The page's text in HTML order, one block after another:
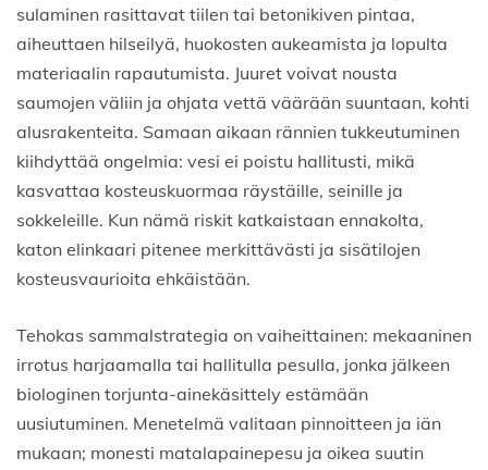
sulaminen rasittavat tiilen tai betonikiven pintaa,
aiheuttaen hilseilyä, huokosten aukeamista ja lopulta
materiaalin rapautumista. Juuret voivat nousta
saumojen väliin ja ohjata vettä väärään suuntaan, kohti
alusrakenteita. Samaan aikaan rännien tukkeutuminen
kiihdyttää ongelmia: vesi ei poistu hallitusti, mikä
kasvattaa kosteuskuormaa räystäille, seinille ja
sokkeleille. Kun nämä riskit katkaistaan ennakolta,
katon elinkaari pitenee merkittävästi ja sisätilojen
kosteusvaurioita ehkäistään.
Tehokas sammalstrategia on vaiheittainen: mekaaninen
irrotus harjaamalla tai hallitulla pesulla, jonka jälkeen
biologinen torjunta-ainekäsittely estämään
uusiutuminen. Menetelmä valitaan pinnoitteen ja iän
mukaan; monesti matalapainepesu ja oikea suutin